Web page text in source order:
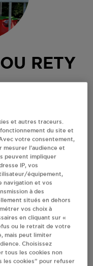
RETY
DU REVENDEUR
le traitement
leur transfert hors UE
En savoir plus
et autres traceurs.
du site et
votre consentement,
mesurer l’audience et
peuvent impliquer
IP, vos
équipement,
navigation et vos
à des
situés en dehors
vos choix à
en cliquant sur «
ou le retrait de votre
mais peut limiter
Choisissez
tous les cookies non
les cookies” pour refuser